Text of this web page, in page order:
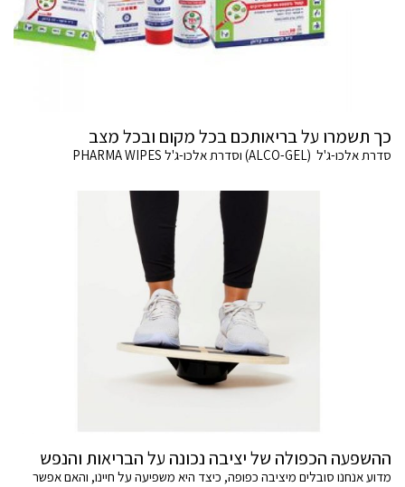
כך תשמרו על בריאותכם בכל מקום ובכל מצב
סדרת אלכו-ג'ל (ALCO-GEL) וסדרת אלכו-ג'ל PHARMA WIPES
ההשפעה הכפולה של יציבה נכונה על הבריאות והנפש
מדוע אנחנו סובלים מיציבה כפופה, כיצד היא משפיעה על חיינו, והאם אפשר